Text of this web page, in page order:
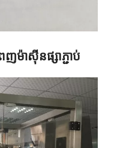
ម៉ាស៊ីនផ្សាភ្ជាប់